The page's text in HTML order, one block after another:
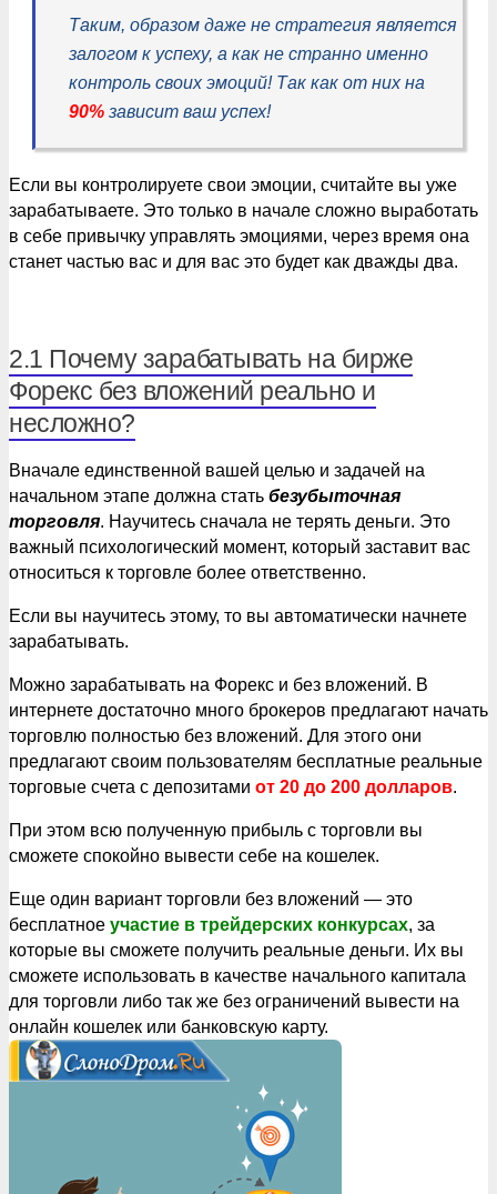
Таким, образом даже не стратегия является
залогом к успеху, а как не странно именно
контроль своих эмоций! Так как от них на
90% зависит ваш успех!
Если вы контролируете свои эмоции, считайте вы уже
зарабатываете. Это только в начале сложно выработать
в себе привычку управлять эмоциями, через время она
станет частью вас и для вас это будет как дважды два.
2.1 Почему зарабатывать на бирже
Форекс без вложений реально и
несложно?
Вначале единственной вашей целью и задачей на
начальном этапе должна стать безубыточная
торговля. Научитесь сначала не терять деньги. Это
важный психологический момент, который заставит вас
относиться к торговле более ответственно.
Если вы научитесь этому, то вы автоматически начнете
зарабатывать.
Можно зарабатывать на Форекс и без вложений. В
интернете достаточно много брокеров предлагают начать
торговлю полностью без вложений. Для этого они
предлагают своим пользователям бесплатные реальные
торговые счета с депозитами от 20 до 200 долларов.
При этом всю полученную прибыль с торговли вы
сможете спокойно вывести себе на кошелек.
Еще один вариант торговли без вложений — это
бесплатное участие в трейдерских конкурсах, за
которые вы сможете получить реальные деньги. Их вы
сможете использовать в качестве начального капитала
для торговли либо так же без ограничений вывести на
онлайн кошелек или банковскую карту.